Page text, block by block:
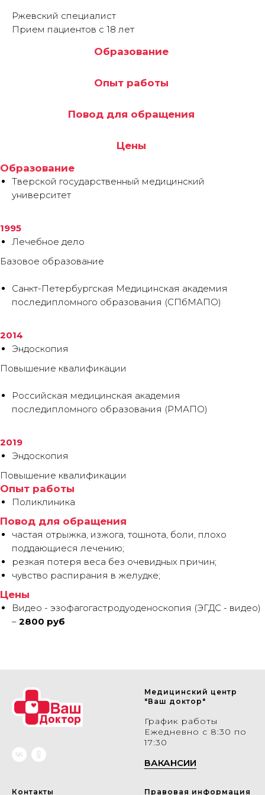
Ржевский специалист
Прием пациентов с 18 лет
Образование
Опыт работы
Повод для обращения
Цены
Образование
Тверской государственный медицинский
университет
1995
Лечебное дело
Базовое образование
Санкт-Петербургская Медицинская академия
последипломного образования (СПбМАПО)
2014
Эндоскопия
Повышение квалификации
Российская медицинская академия
последипломного образования (РМАПО)
2019
Эндоскопия
Повышение квалификации
Опыт работы
Поликлиника
Повод для обращения
частая отрыжка, изжога, тошнота, боли, плохо
поддающиеся лечению;
резкая потеря веса без очевидных причин;
чувство распирания в желудке;
Цены
Видео - эзофагогастродуоденоскопия (ЭГДС - видео)
– 2800 руб
Медицинский центр
"Ваш доктор"
График работы
Ежедневно с 8:30 по
17:30
ВАКАНСИИ
Контакты Правовая информация